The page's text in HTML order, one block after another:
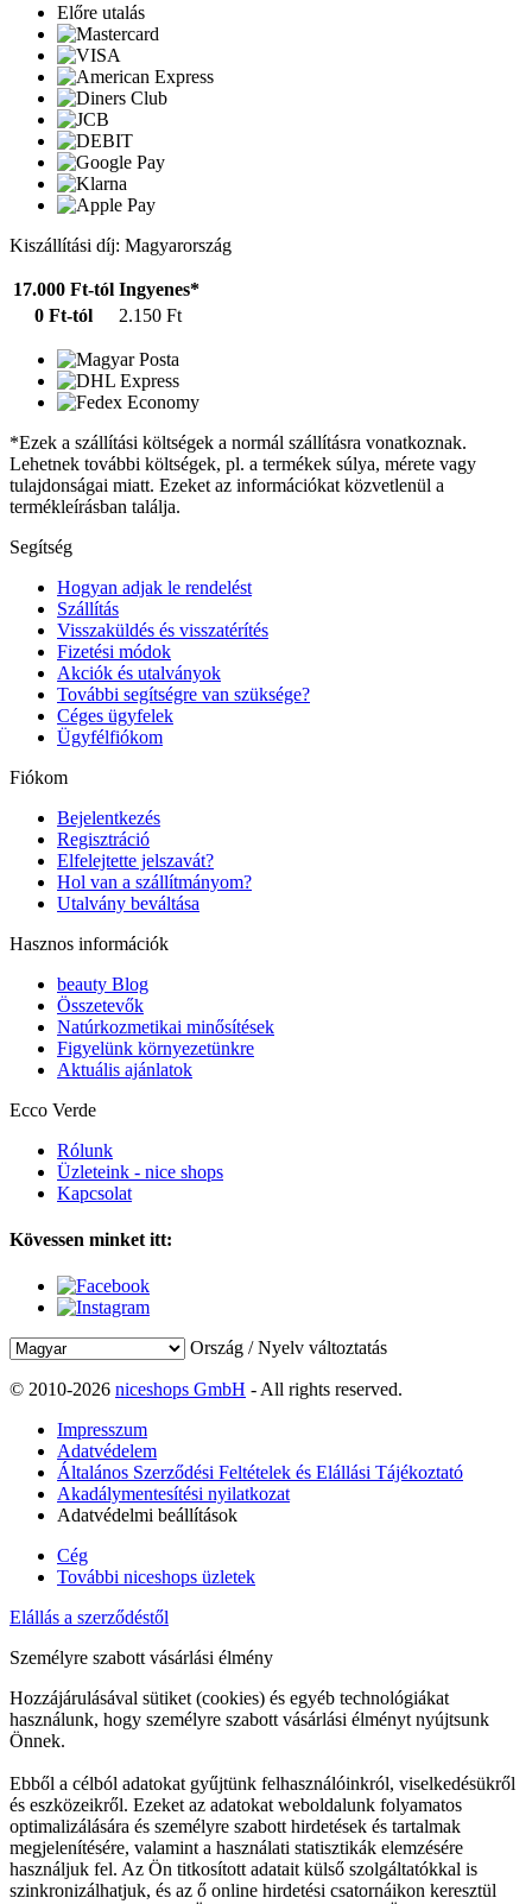
Előre utalás
Kiszállítási díj: Magyarország
17.000 Ft-tól Ingyenes*
0 Ft-tól
2.150 Ft
*Ezek a szállítási költségek a normál szállításra vonatkoznak.
Lehetnek további költségek, pl. a termékek súlya, mérete vagy
tulajdonságai miatt. Ezeket az információkat közvetlenül a
termékleírásban találja.
Segítség
Hogyan adjak le rendelést
Szállítás
Visszaküldés és visszatérítés
Fizetési módok
Akciók és utalványok
További segítségre van szüksége?
Céges ügyfelek
Ügyfélfiókom
Fiókom
Bejelentkezés
Regisztráció
Elfelejtette jelszavát?
Hol van a szállítmányom?
Utalvány beváltása
Hasznos információk
beauty Blog
Összetevők
Natúrkozmetikai minősítések
Figyelünk környezetünkre
Aktuális ajánlatok
Ecco Verde
Rólunk
Üzleteink - nice shops
Kapcsolat
Kövessen minket itt:
Ország / Nyelv változtatás
© 2010-2026 niceshops GmbH - All rights reserved.
Impresszum
Adatvédelem
Általános Szerződési Feltételek és Elállási Tájékoztató
Akadálymentesítési nyilatkozat
Adatvédelmi beállítások
Cég
További niceshops üzletek
Elállás a szerződéstől
Személyre szabott vásárlási élmény
Hozzájárulásával sütiket (cookies) és egyéb technológiákat
használunk, hogy személyre szabott vásárlási élményt nyújtsunk
Önnek.
Ebből a célból adatokat gyűjtünk felhasználóinkról, viselkedésükről
és eszközeikről. Ezeket az adatokat weboldalunk folyamatos
optimalizálására és személyre szabott hirdetések és tartalmak
megjelenítésére, valamint a használati statisztikák elemzésére
használjuk fel. Az Ön titkosított adatait külső szolgáltatókkal is
szinkronizálhatjuk, és az ő online hirdetési csatornáikon keresztül